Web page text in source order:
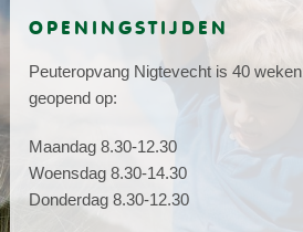
OPENINGSTIJDEN
Peuteropvang Nigtevecht is 40
geopend op:
Maandag 8.30-12.30
Woensdag 8.30-14.30
Donderdag 8.30-12.30